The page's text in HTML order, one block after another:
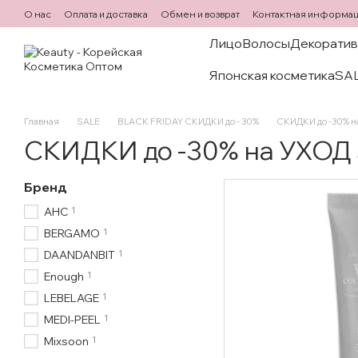
Перейти к основному контенту
О нас Оплата и доставка Обмен и возврат Контактная
ЛицоВолосы
Японская косметика
Главная SALE BLACK FRIDAY СКИДКИ до - 30% СКИДКИ до -30%
СКИДКИ до -30% на
Бренд
AHC 1
BERGAMO 1
DAANDANBIT 1
Enough 1
LEBELAGE 1
MEDI-PEEL 1
Mixsoon 1